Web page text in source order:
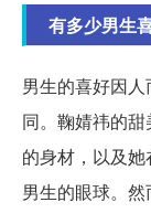
有多少男生
男生的喜好因
同。鞠婧祎的
的身材，以及
男生的眼球。